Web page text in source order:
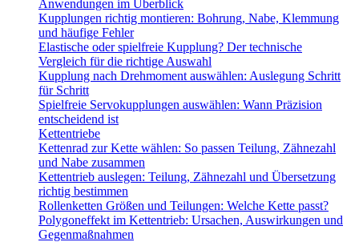
Anwendungen im Überblick
Kupplungen richtig montieren: Bohrung, Nabe, Klemmung
und häufige Fehler
Elastische oder spielfreie Kupplung? Der technische
Vergleich für die richtige Auswahl
Kupplung nach Drehmoment auswählen: Auslegung Schritt
für Schritt
Spielfreie Servokupplungen auswählen: Wann Präzision
entscheidend ist
Kettentriebe
Kettenrad zur Kette wählen: So passen Teilung, Zähnezahl
und Nabe zusammen
Kettentrieb auslegen: Teilung, Zähnezahl und Übersetzung
richtig bestimmen
Rollenketten Größen und Teilungen: Welche Kette passt?
Polygoneffekt im Kettentrieb: Ursachen, Auswirkungen und
Gegenmaßnahmen